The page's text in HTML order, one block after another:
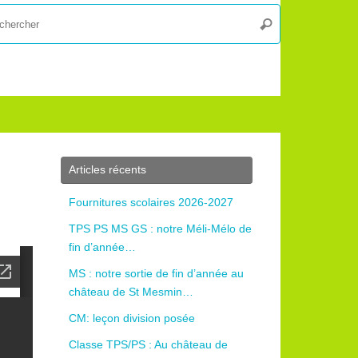
Rechercher
Articles récents
Fournitures scolaires 2026-2027
TPS PS MS GS : notre Méli-Mélo de
fin d’année…
MS : notre sortie de fin d’année au
château de St Mesmin…
CM: leçon division posée
Classe TPS/PS : Au château de